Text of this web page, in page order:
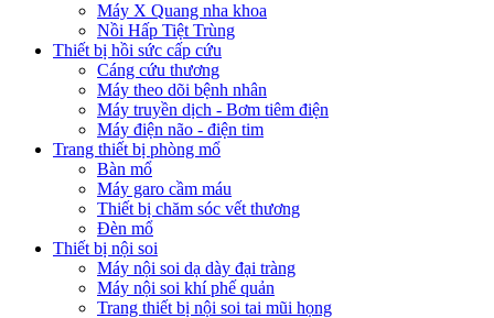
Máy X Quang nha khoa
Nồi Hấp Tiệt Trùng
Thiết bị hồi sức cấp cứu
Cáng cứu thương
Máy theo dõi bệnh nhân
Máy truyền dịch - Bơm tiêm điện
Máy điện não - điện tim
Trang thiết bị phòng mổ
Bàn mổ
Máy garo cầm máu
Thiết bị chăm sóc vết thương
Đèn mổ
Thiết bị nội soi
Máy nội soi dạ dày đại tràng
Máy nội soi khí phế quản
Trang thiết bị nội soi tai mũi họng